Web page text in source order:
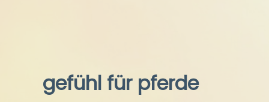
gefühl für pferde